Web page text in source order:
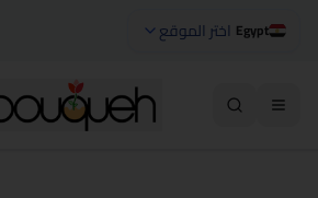
Egypt اختر الموقع